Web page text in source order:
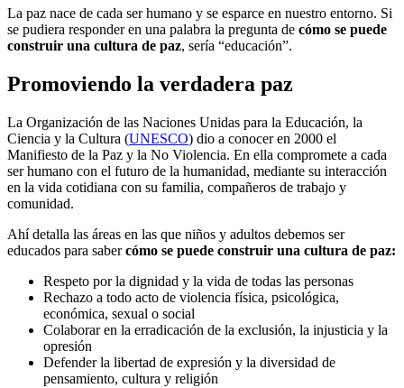
La paz nace de cada ser humano y se esparce en nuestro entorno. Si
se pudiera responder en una palabra la pregunta de cómo se puede
construir una cultura de paz, sería “educación”.
Promoviendo la verdadera paz
La Organización de las Naciones Unidas para la Educación, la
Ciencia y la Cultura (UNESCO) dio a conocer en 2000 el
Manifiesto de la Paz y la No Violencia. En ella compromete a cada
ser humano con el futuro de la humanidad, mediante su interacción
en la vida cotidiana con su familia, compañeros de trabajo y
comunidad.
Ahí detalla las áreas en las que niños y adultos debemos ser
educados para sabercómo se puede construir una cultura de paz:
Respeto por la dignidad y la vida de todas las personas
Rechazo a todo acto de violencia física, psicológica,
económica, sexual o social
Colaborar en la erradicación de la exclusión, la injusticia y la
opresión
Defender la libertad de expresión y la diversidad de
pensamiento, cultura y religión